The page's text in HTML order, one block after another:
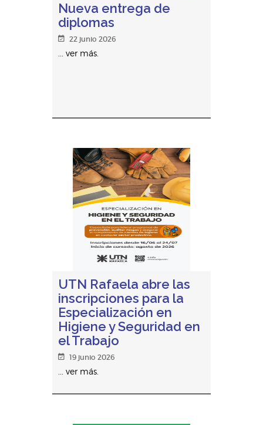
Nueva entrega de
diplomas
22 junio 2026
... ver más.
UTN Rafaela abre las
inscripciones para la
Especialización en
Higiene y Seguridad en
el Trabajo
19 junio 2026
... ver más.